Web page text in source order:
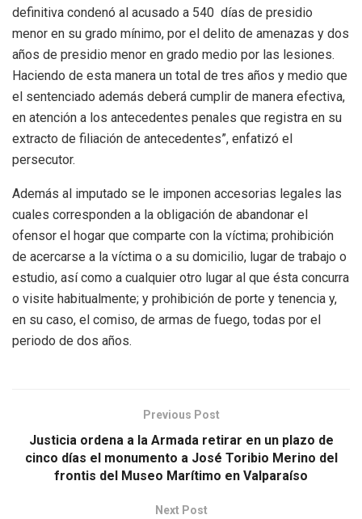
definitiva condenó al acusado a 540 días de presidio
menor en su grado mínimo, por el delito de amenazas y dos
años de presidio menor en grado medio por las lesiones.
Haciendo de esta manera un total de tres años y medio que
el sentenciado además deberá cumplir de manera efectiva,
en atención a los antecedentes penales que registra en su
extracto de filiación de antecedentes”, enfatizó el
persecutor.
Además al imputado se le imponen accesorias legales las
cuales corresponden a la obligación de abandonar el
ofensor el hogar que comparte con la víctima; prohibición
de acercarse a la víctima o a su domicilio, lugar de trabajo o
estudio, así como a cualquier otro lugar al que ésta concurra
o visite habitualmente; y prohibición de porte y tenencia y,
en su caso, el comiso, de armas de fuego, todas por el
periodo de dos años.
Previous Post
Justicia ordena a la Armada retirar en un plazo de
cinco días el monumento a José Toribio Merino del
frontis del Museo Marítimo en Valparaíso
Next Post